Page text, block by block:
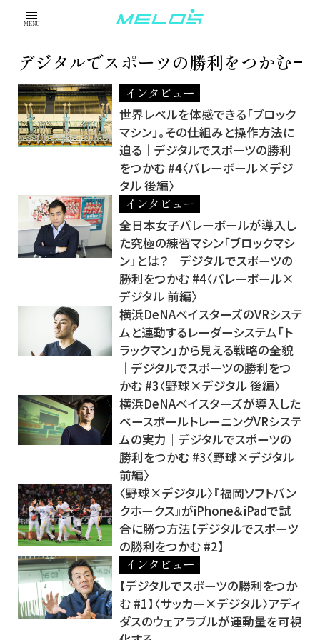
MENU
デジタルでスポーツの勝利をつかむ
インタビュー
世界レベルを体感できる「ブロック
マシン」。その仕組みと操作方法に
迫る│デジタルでスポーツの勝利
をつかむ #4〈バレーボール×デジ
タル 後編〉
インタビュー
全日本女子バレーボールが導入し
た究極の練習マシン「ブロックマシ
ン」とは？│デジタルでスポーツの
勝利をつかむ #4〈バレーボール×
デジタル 前編〉
横浜DeNAベイスターズのVRシステ
ムと連動するレーダーシステム「ト
ラックマン」から見える戦略の全貌
│デジタルでスポーツの勝利をつ
かむ #3〈野球×デジタル 後編〉
横浜DeNAベイスターズが導入した
ベースボールトレーニングVRシステ
ムの実力│デジタルでスポーツの
勝利をつかむ #3〈野球×デジタル
前編〉
〈野球×デジタル〉『福岡ソフトバン
クホークス』がiPhone＆iPadで試
合に勝つ方法【デジタルでスポーツ
の勝利をつかむ #2】
インタビュー
【デジタルでスポーツの勝利をつか
む #1】〈サッカー×デジタル〉アディ
ダスのウェアラブルが運動量を可視